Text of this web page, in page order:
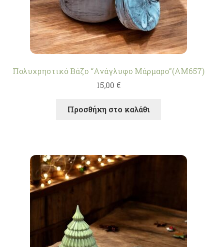
Πολυχρηστικό Βάζο “Ανάγλυφο Μάρμαρο”(AM657)
15,00 €
Προσθήκη στο καλάθι